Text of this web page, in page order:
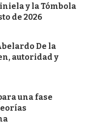
y la Tómbola
de 2026
De la
autoridad y
una fase